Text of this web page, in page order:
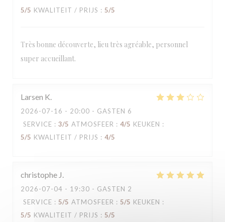
5/5 KWALITEIT / PRIJS : 5/5
Très bonne découverte, lieu très agréable, personnel
super accueillant.
Larsen K
2026-07-16 - 20:00 - GASTEN 6
SERVICE : 3/5 ATMOSFEER : 4/5 KEUKEN :
5/5 KWALITEIT / PRIJS : 4/5
christophe J
2026-07-04 - 19:30 - GASTEN 2
SERVICE : 5/5 ATMOSFEER : 5/5 KEUKEN :
5/5 KWALITEIT / PRIJS : 5/5